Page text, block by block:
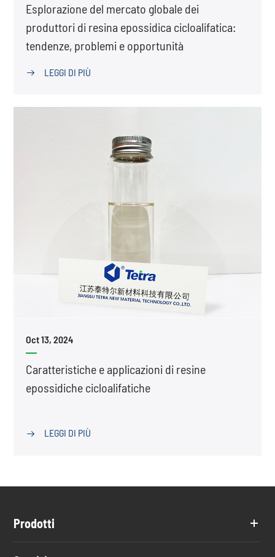
Esplorazione del mercato globale dei
produttori di resina epossidica cicloalifatica:
tendenze, problemi e opportunità
 LEGGI DI PIÙ
Oct 13, 2024
Caratteristiche e applicazioni di resine
epossidiche cicloalifatiche
 LEGGI DI PIÙ
Prodotti